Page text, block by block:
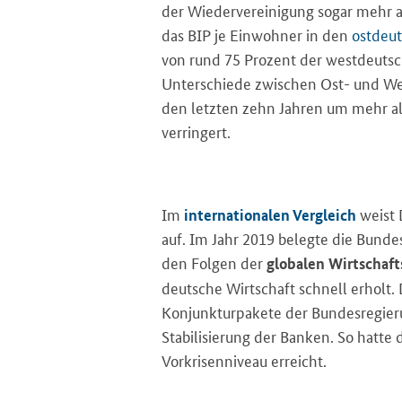
der Wiedervereinigung sogar mehr
das BIP je Einwohner in den
von rund 75 Prozent der
Unterschiede zwischen Ost- und
den letzten zehn Jahren um mehr
verringert.
Im internationalen Vergleich weist
auf. Im Jahr 2019 belegte die
den Folgen derglobalen
deutsche Wirtschaft schnell erholt.
Konjunkturpakete der
Stabilisierung der Banken. So hatte
Vorkrisenniveau erreicht.